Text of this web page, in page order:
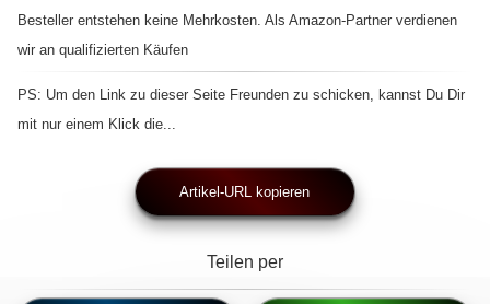
Besteller entstehen keine Mehrkosten. Als Amazon-Partner verdienen
wir an qualifizierten Käufen
PS: Um den Link zu dieser Seite Freunden zu schicken, kannst Du Dir
mit nur einem Klick die...
Artikel-URL kopieren
Teilen per